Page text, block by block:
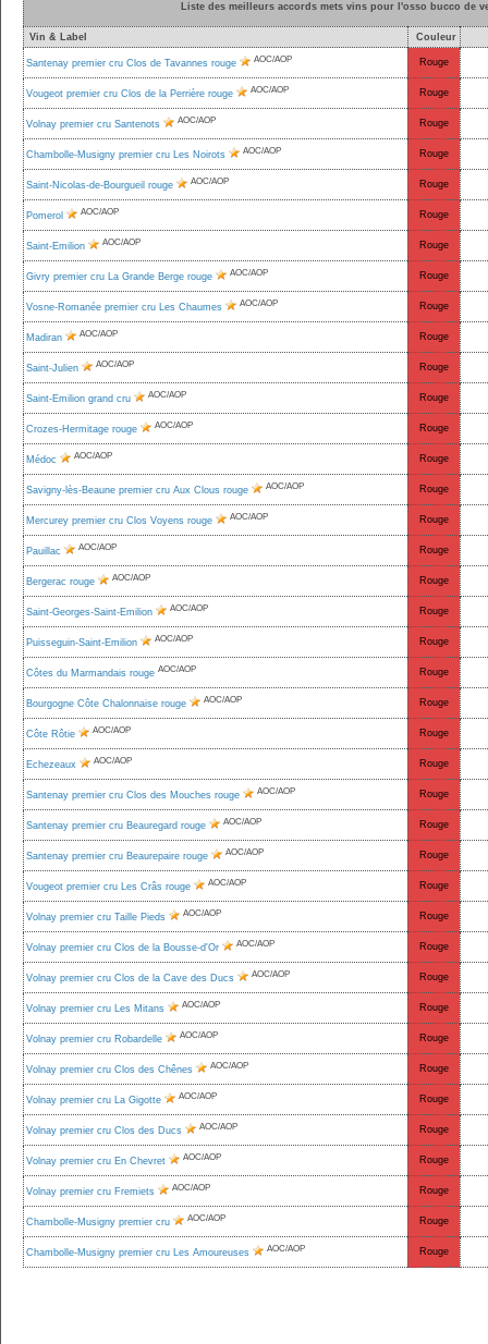
Liste des meilleurs accords mets vins pour l'osso bucco de
Vin & Label Couleur
Santenay premier cru Clos de Tavannes rouge AOC/AOP Rouge
Vougeot premier cru Clos de la Perrière rouge AOC/AOP Rouge
Volnay premier cru Santenots AOC/AOP Rouge
Chambolle-Musigny premier cru Les Noirots AOC/AOP Rouge
Saint-Nicolas-de-Bourgueil rouge AOC/AOP Rouge
Pomerol AOC/AOP Rouge
Saint-Emilion AOC/AOP Rouge
Givry premier cru La Grande Berge rouge AOC/AOP Rouge
Vosne-Romanée premier cru Les Chaumes AOC/AOP Rouge
Madiran AOC/AOP Rouge
Saint-Julien AOC/AOP Rouge
Saint-Emilion grand cru AOC/AOP Rouge
Crozes-Hermitage rouge AOC/AOP Rouge
Médoc AOC/AOP Rouge
Savigny-lès-Beaune premier cru Aux Clous rouge AOC/AOP Rouge
Mercurey premier cru Clos Voyens rouge AOC/AOP Rouge
Pauillac AOC/AOP Rouge
Bergerac rouge AOC/AOP Rouge
Saint-Georges-Saint-Emilion AOC/AOP Rouge
Puisseguin-Saint-Emilion AOC/AOP Rouge
Côtes du Marmandais rouge AOC/AOP Rouge
Bourgogne Côte Chalonnaise rouge AOC/AOP Rouge
Côte Rôtie AOC/AOP Rouge
Echezeaux AOC/AOP Rouge
Santenay premier cru Clos des Mouches rouge AOC/AOP Rouge
Santenay premier cru Beauregard rouge AOC/AOP Rouge
Santenay premier cru Beaurepaire rouge AOC/AOP Rouge
Vougeot premier cru Les Crâs rouge AOC/AOP Rouge
Volnay premier cru Taille Pieds AOC/AOP Rouge
Volnay premier cru Clos de la Bousse-d'Or AOC/AOP Rouge
Volnay premier cru Clos de la Cave des Ducs AOC/AOP Rouge
Volnay premier cru Les Mitans AOC/AOP Rouge
Volnay premier cru Robardelle AOC/AOP Rouge
Volnay premier cru Clos des Chênes AOC/AOP Rouge
Volnay premier cru La Gigotte AOC/AOP Rouge
Volnay premier cru Clos des Ducs AOC/AOP Rouge
Volnay premier cru En Chevret AOC/AOP Rouge
Volnay premier cru Fremiets AOC/AOP Rouge
Chambolle-Musigny premier cru AOC/AOP Rouge
Chambolle-Musigny premier cru Les Amoureuses AOC/AOP Rouge